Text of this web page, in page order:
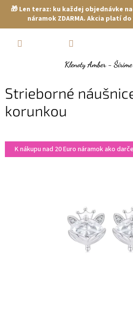
🎁 Len teraz: ku každej objednávke
náramok ZDARMA. Akcia platí
Strieborné
korunkou
K nákupu nad 20 Euro náramok ako